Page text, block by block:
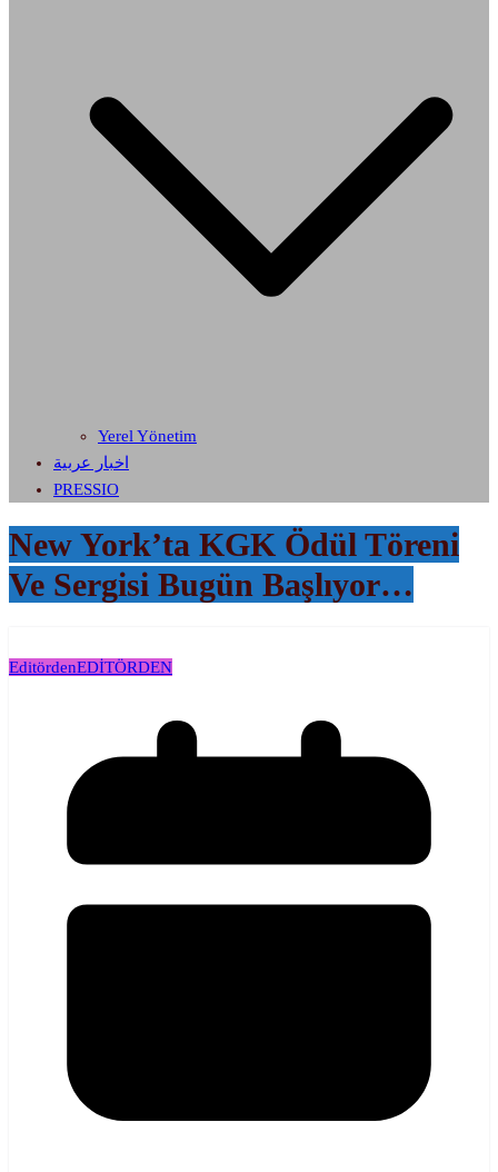
Yerel Yönetim
اخبار عربية
PRESSIO
New York’ta KGK Ödül Töreni
Ve Sergisi Bugün Başlıyor…
EditördenEDİTÖRDEN